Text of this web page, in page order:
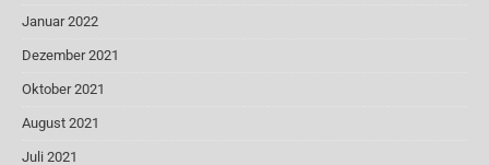
Januar 2022
Dezember 2021
Oktober 2021
August 2021
Juli 2021